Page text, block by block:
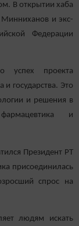
В открытии хаба
Минниханов и экс-
Федерации
успех проекта
государства. Это
и решения в
и
Президент РТ
присоединилась
спрос на
людям искать